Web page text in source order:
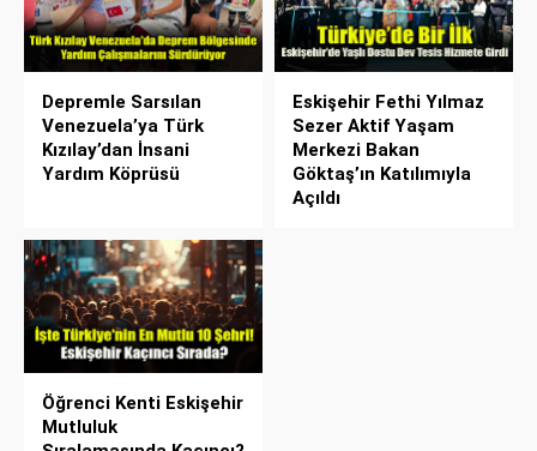
Depremle Sarsılan
Venezuela’ya Türk
Kızılay’dan İnsani
Yardım Köprüsü
Eskişehir Fethi Yılmaz
Sezer Aktif Yaşam
Merkezi Bakan
Göktaş’ın Katılımıyla
Açıldı
Öğrenci Kenti Eskişehir
Mutluluk